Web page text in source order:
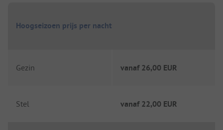
Hoogseizoen prijs per nacht
Gezin vanaf 26,00 EUR
Stel vanaf 22,00 EUR